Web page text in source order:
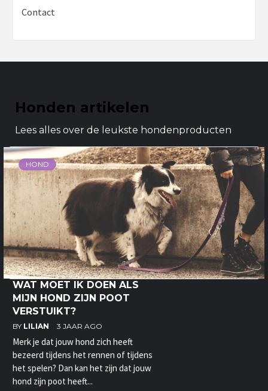
Contact
Honden artikelen
Lees alles over de leukste hondenproducten
HOND
WAT MOET IK DOEN ALS
MIJN HOND ZIJN POOT
VERSTUIKT?
BY LILIAN 3 JAAR AGO
Merk je dat jouw hond zich heeft
bezeerd tijdens het rennen of tijdens
het spelen? Dan kan het zijn dat jouw
hond zijn poot heeft...